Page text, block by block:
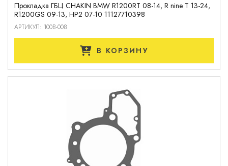
Прокладка ГБЦ CHAKIN BMW R1200RT 08-14, R nine T 13-24,
R1200GS 09-13, HP2 07-10 11127710398
АРТИКУЛ: 100B-008
В КОРЗИНУ